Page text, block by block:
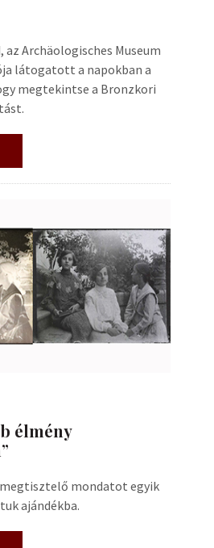
az Archäologisches Museum
látogatott a napokban a
megtekintse a Bronzkori
élmény
mondatot egyik
ajándékba.